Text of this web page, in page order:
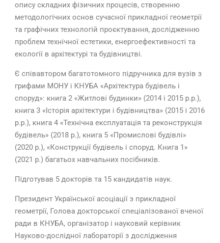
опису складних фізичних процесів, створенню
методологічних основ сучасної прикладної геометрії
та графічних технологій проєктування, дослідженню
проблем технічної естетики, енергоефективності та
екології в архітектурі та будівництві.
Є співавтором багатотомного підручника для вузів з
грифами МОНУ і КНУБА «Архітектура будівель і
споруд»: книга 2 «Житлові будинки» (2014 і 2015 р.р.),
книга 3 «Історія архітектури і будівництва» (2015 і 2016
р.р.), книга 4 «Технічна експлуатація та реконструкція
будівель» (2018 р.), книга 5 «Промислові будівлі»
(2020 р.), «Конструкції будівель і споруд. Книга 1»
(2021 р.) багатьох навчальних посібників.
Підготував 5 докторів та 15 кандидатів наук.
Президент Української асоціації з прикладної
геометрії, Голова докторської спеціалізованої вченої
ради в КНУБА, організатор і науковий керівник
Науково-дослідної лабораторії з дослідження